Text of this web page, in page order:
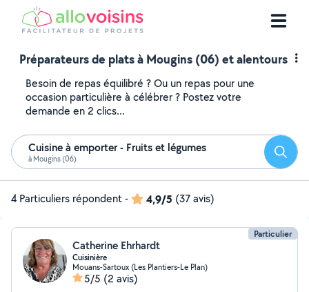
Préparateurs de plats à Mougins (06) et alentours
Besoin de repas équilibré ? Ou un repas pour une
occasion particulière à célébrer ? Postez votre
demande en 2 clics...
Cuisine à emporter - Fruits et légumes
à Mougins (06)
4 Particuliers répondent- 4,9/5 (37 avis)
Particulier
Catherine Ehrhardt
Cuisinière
Mouans-Sartoux (Les Plantiers-Le Plan)
5/5 (2 avis)